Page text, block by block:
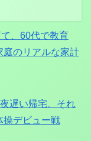
、60代で教育
庭のリアルな家計
遅い帰宅。それ
操デビュー戦